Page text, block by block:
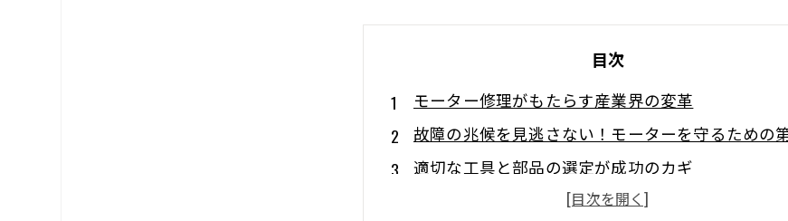
目次
モーター修理がもたらす産業界の変革
故障の兆候を見逃さない！モーターを守るための
適切な工具と部品の選定が成功のカギ
専門家による修理の必要性を見極める方法